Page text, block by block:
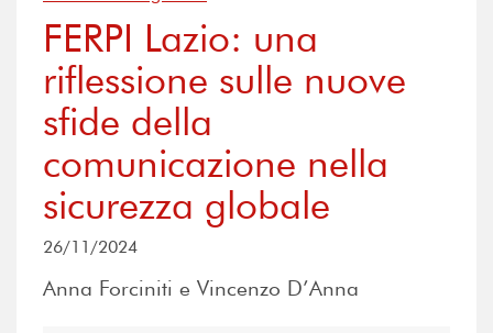
FERPI Lazio: una
riflessione sulle nuove
sfide della
comunicazione nella
sicurezza globale
26/11/2024
Anna Forciniti e Vincenzo D’Anna